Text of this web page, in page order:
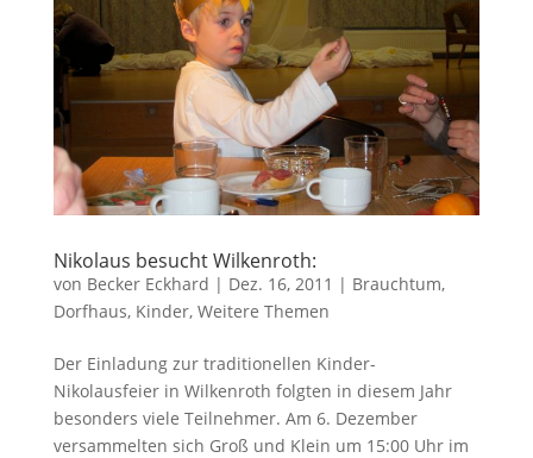
Nikolaus besucht Wilkenroth:
von Becker Eckhard | Dez. 16, 2011 | Brauchtum,
Dorfhaus, Kinder, Weitere Themen
Der Einladung zur traditionellen Kinder-
Nikolausfeier in Wilkenroth folgten in diesem Jahr
besonders viele Teilnehmer. Am 6. Dezember
versammelten sich Groß und Klein um 15:00 Uhr im